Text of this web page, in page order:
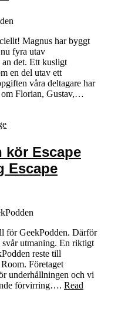
Magnus har byggt
fyra utav
an det. Ett kusligt
en del utav ett
våra deltagare har
om Florian, Gustav,…
kör Escape
Escape
för GeekPodden. Därför
svår utmaning. En riktigt
reste till
Företaget
underhållningen och vi
förvirring…. Read